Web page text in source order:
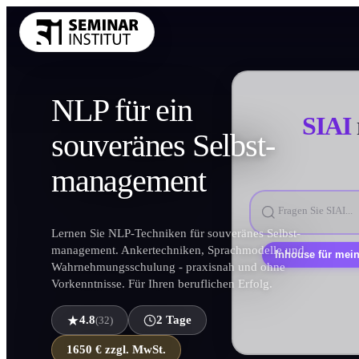
Vertrieb und
Personal und
Finanzen
NLP für ein
souveränes Selbst­
management
Lernen Sie NLP-Techniken für souveränes Selbst­
management. Anker­techniken, Sprachmodelle und
Wahrnehmungs­schulung - praxisnah und ohne
Vorkenntniss­e. Für Ihren beruflichen Erfolg.
4.8(32) 2 Tage
1650 € zzgl. MwSt.
SIAI